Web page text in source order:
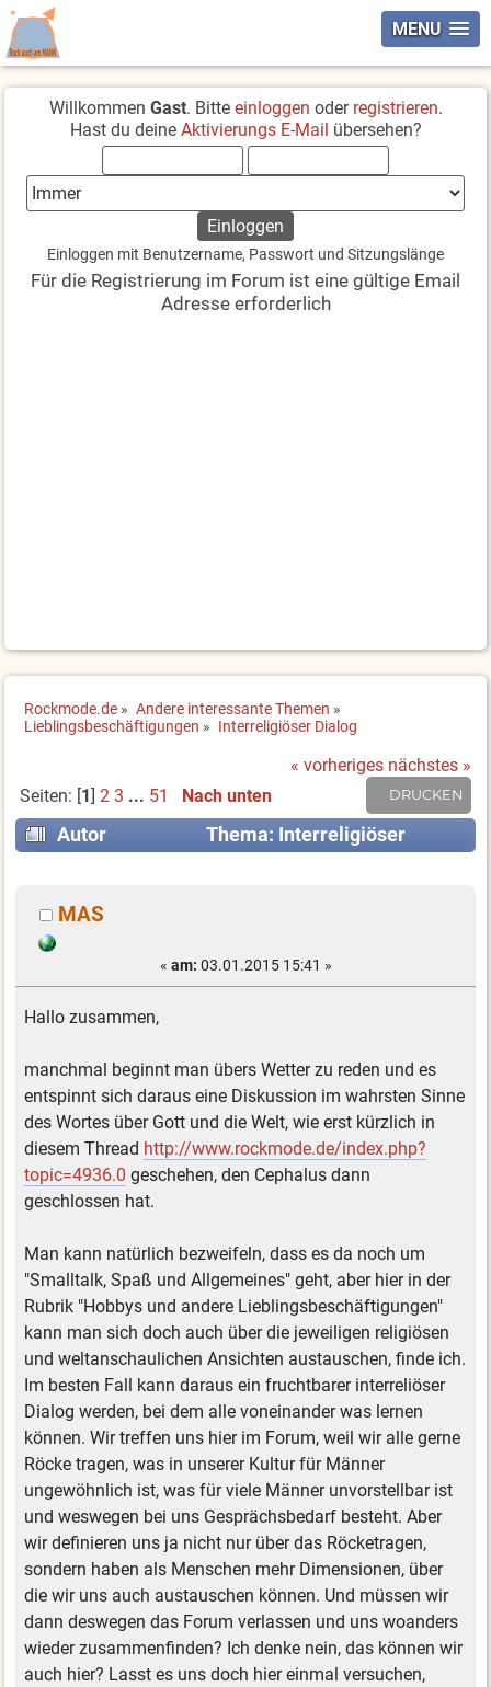
MENU
Willkommen Gast. Bitte einloggen oder registrieren.
Hast du deine Aktivierungs E-Mail übersehen?
Einloggen mit Benutzername, Passwort und Sitzungslänge
Für die Registrierung im Forum ist eine gültige Email
Adresse erforderlich
Rockmode.de » Andere interessante Themen »
Lieblingsbeschäftigungen » Interreligiöser Dialog
« vorheriges nächstes »
DRUCKEN
Seiten: [1] 2 3 ... 51 Nach unten
Autor
Thema: Interreligiöser
MAS
« am: 03.01.2015 15:41 »
Hallo zusammen,
manchmal beginnt man übers Wetter zu reden und es
entspinnt sich daraus eine Diskussion im wahrsten Sinne
des Wortes über Gott und die Welt, wie erst kürzlich in
diesem Thread http://www.rockmode.de/index.php?
topic=4936.0 geschehen, den Cephalus dann
geschlossen hat.
Man kann natürlich bezweifeln, dass es da noch um
"Smalltalk, Spaß und Allgemeines" geht, aber hier in der
Rubrik "Hobbys und andere Lieblingsbeschäftigungen"
kann man sich doch auch über die jeweiligen religiösen
und weltanschaulichen Ansichten austauschen, finde ich.
Im besten Fall kann daraus ein fruchtbarer interreliöser
Dialog werden, bei dem alle voneinander was lernen
können. Wir treffen uns hier im Forum, weil wir alle gerne
Röcke tragen, was in unserer Kultur für Männer
ungewöhnlich ist, was für viele Männer unvorstellbar ist
und weswegen bei uns Gesprächsbedarf besteht. Aber
wir definieren uns ja nicht nur über das Röcketragen,
sondern haben als Menschen mehr Dimensionen, über
die wir uns auch austauschen können. Und müssen wir
dann deswegen das Forum verlassen und uns woanders
wieder zusammenfinden? Ich denke nein, das können wir
auch hier? Lasst es uns doch hier einmal versuchen,